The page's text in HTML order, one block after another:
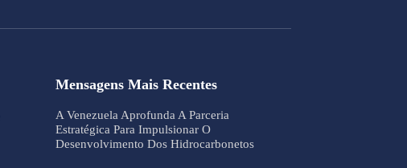
Mensagens Mais Recentes
A Venezuela Aprofunda A Parceria
Estratégica Para Impulsionar O
Desenvolvimento Dos Hidrocarbonetos